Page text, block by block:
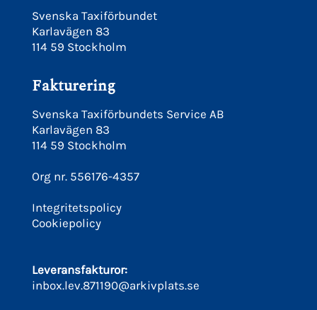
Svenska Taxiförbundet
Karlavägen 83
114 59 Stockholm
Fakturering
Svenska Taxiförbundets Service AB
Karlavägen 83
114 59 Stockholm
Org nr. 556176-4357
Integritetspolicy
Cookiepolicy
Leveransfakturor:
inbox.lev.871190@arkivplats.se